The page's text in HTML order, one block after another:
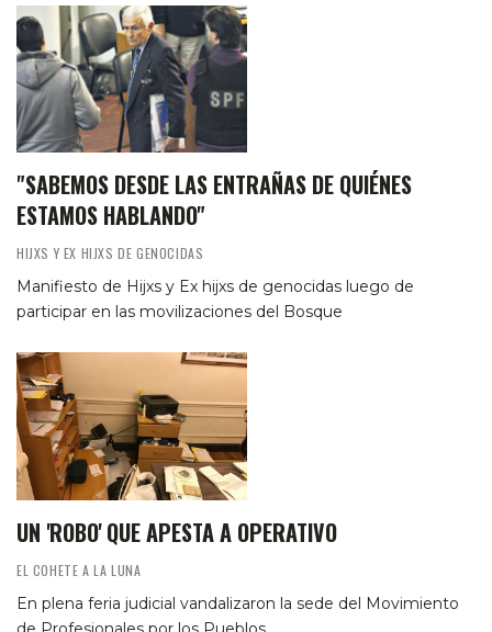
"SABEMOS DESDE LAS ENTRAÑAS DE QUIÉNES
ESTAMOS HABLANDO"
HIJXS Y EX HIJXS DE GENOCIDAS
Manifiesto de Hijxs y Ex hijxs de genocidas luego de
participar en las movilizaciones del Bosque
UN 'ROBO' QUE APESTA A OPERATIVO
EL COHETE A LA LUNA
En plena feria judicial vandalizaron la sede del Movimiento